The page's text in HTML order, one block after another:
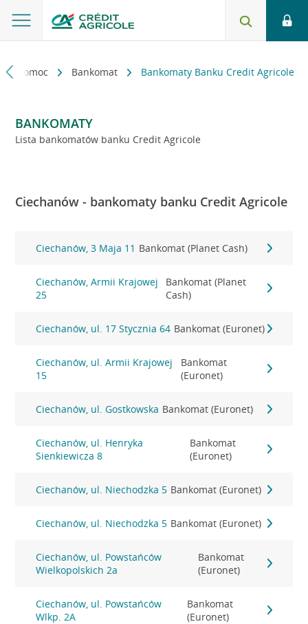
i pomoc Bankomat Bankomaty Banku Credit Agricole
BANKOMATY
Lista bankomatów banku Credit Agricole
Ciechanów - bankomaty banku Credit Agricole
Ciechanów, 3 Maja 11 Bankomat (Planet Cash)
Ciechanów, Armii Krajowej
25
Bankomat (Planet
Cash)
Ciechanów, ul. 17 Stycznia 64 Bankomat (Euronet)
Ciechanów, ul. Armii Krajowej
15
Bankomat
(Euronet)
Ciechanów, ul. Gostkowska Bankomat (Euronet)
Ciechanów, ul. Henryka
Sienkiewicza 8
Bankomat
(Euronet)
Ciechanów, ul. Niechodzka 5 Bankomat (Euronet)
Ciechanów, ul. Niechodzka 5 Bankomat (Euronet)
Ciechanów, ul. Powstańców
Wielkopolskich 2a
Bankomat
(Euronet)
Ciechanów, ul. Powstańców
Wlkp. 2A
Bankomat
(Euronet)